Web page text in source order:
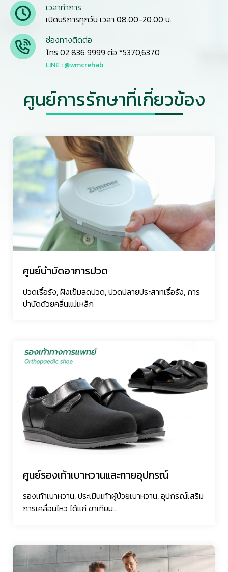
เวลาทำการ
เปิดบริการทุกวัน เวลา 08.00-20.00 น.
ช่องทางติดต่อ
โทร 02 836 9999 ต่อ *5370,6370
LINE : @wmcrehab
ศูนย์การรักษาที่เกี่ยวข้อง
ศูนย์บำบัดอาการปวด
ปวดเรื้อรัง, ฝังเข็มลดปวด, ปวดปลายประสาทเรื้อรัง, การ
บำบัดด้วยคลื่นแม่เหล็ก
ศูนย์รองเท้าเบาหวานและกายอุปกรณ์
รองเท้าเบาหวาน, ประเมินเท้าผู้ป่วยเบาหวาน, อุปกรณ์เสริม
การเคลื่อนไหว ได้แก่ ขาเทียม...